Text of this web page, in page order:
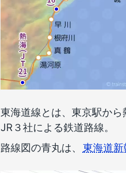
東海道線とは、東京駅か
JR３社による鉄道路線。
路線図の青丸は、 東海道新